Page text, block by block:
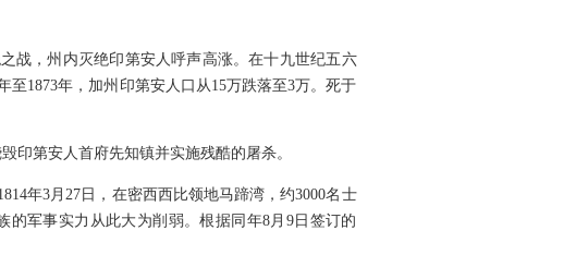
战，州内灭绝印第安人呼声高涨。在十九世纪五六
1873年，加州印第安人口从15万跌落至3万。死于
印第安人首府先知镇并实施残酷的屠杀。
年3月27日，在密西西比领地马蹄湾，约3000名士
军事实力从此大为削弱。根据同年8月9日签订的